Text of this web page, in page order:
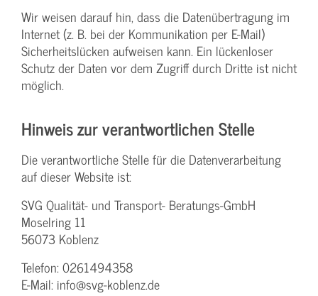
Wir weisen darauf hin, dass die Datenübertragung im
Internet (z. B. bei der Kommunikation per E-Mail)
Sicherheitslücken aufweisen kann. Ein lückenloser
Schutz der Daten vor dem Zugriff durch Dritte ist nicht
möglich.
Hinweis zur verantwortlichen Stelle
Die verantwortliche Stelle für die Datenverarbeitung
auf dieser Website ist:
SVG Qualität- und Transport- Beratungs-GmbH
Moselring 11
56073 Koblenz
Telefon: 0261494358
E-Mail: info@svg-koblenz.de